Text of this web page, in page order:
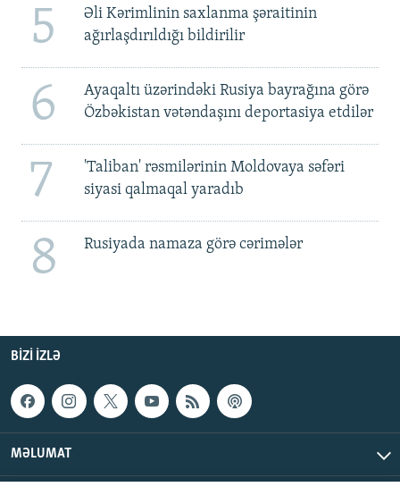
5
Əli Kərimlinin saxlanma şəraitinin
ağırlaşdırıldığı bildirilir
6
Ayaqaltı üzərindəki Rusiya bayrağına görə
Özbəkistan vətəndaşını deportasiya etdilər
7
'Taliban' rəsmilərinin Moldovaya səfəri
siyasi qalmaqal yaradıb
8 Rusiyada namaza görə cərimələr
BIZI IZLƏ
MƏLUMAT